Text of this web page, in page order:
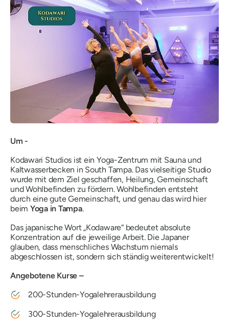
Um -
Kodawari Studios ist ein Yoga-Zentrum mit Sauna und
Kaltwasserbecken in South Tampa. Das vielseitige Studio
wurde mit dem Ziel geschaffen, Heilung, Gemeinschaft
und Wohlbefinden zu fördern. Wohlbefinden entsteht
durch eine gute Gemeinschaft, und genau das wird hier
beim Yoga in Tampa.
Das japanische Wort „Kodaware“ bedeutet absolute
Konzentration auf die jeweilige Arbeit. Die Japaner
glauben, dass menschliches Wachstum niemals
abgeschlossen ist, sondern sich ständig weiterentwickelt!
Angebotene Kurse –
200-Stunden-Yogalehrerausbildung
300-Stunden-Yogalehrerausbildung